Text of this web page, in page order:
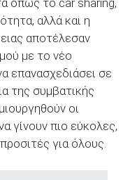
αλλά και η
αποτέλεσαν
με το νέο
επανασχεδιάσει σε
της συμβατικής
οι
γίνουν πιο εύκολες,
για όλους.